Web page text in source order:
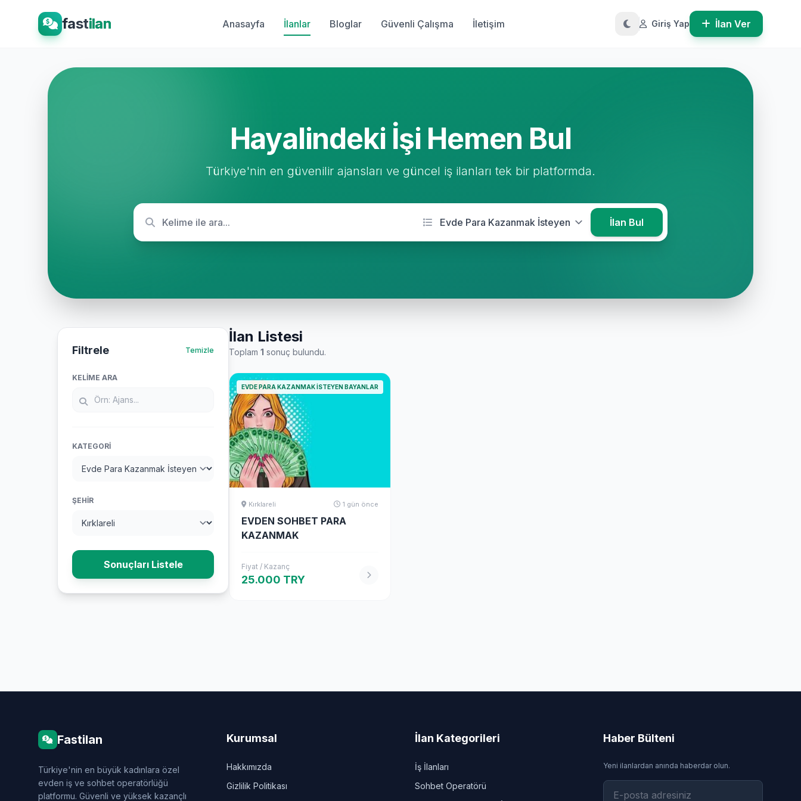
fastilan Anasayfa İlanlar Bloglar Güvenli Çalışma İletişim Giriş Yap İlan Ver
Hayalindeki İşi Hemen Bul
Türkiye'nin en güvenilir ajansları ve güncel iş ilanları tek bir platformda.
İlan Bul
Filtrele Temizle
KELIME ARA
KATEGORI
ŞEHIR
Sonuçları Listele
İlan Listesi
Toplam 1 sonuç bulundu.
EVDE PARA KAZANMAK İSTEYEN BAYANLAR
Kırklareli 1 gün önce
EVDEN SOHBET PARA
KAZANMAK
Fiyat / Kazanç
25.000 TRY
Fastilan
Türkiye'nin en büyük kadınlara özel
evden iş ve sohbet operatörlüğü
platformu. Güvenli ve yüksek kazançlı
Kurumsal
Hakkımızda
Gizlilik Politikası
İlan Kategorileri
İş İlanları
Sohbet Operatörü
Haber Bülteni
Yeni ilanlardan anında haberdar olun.